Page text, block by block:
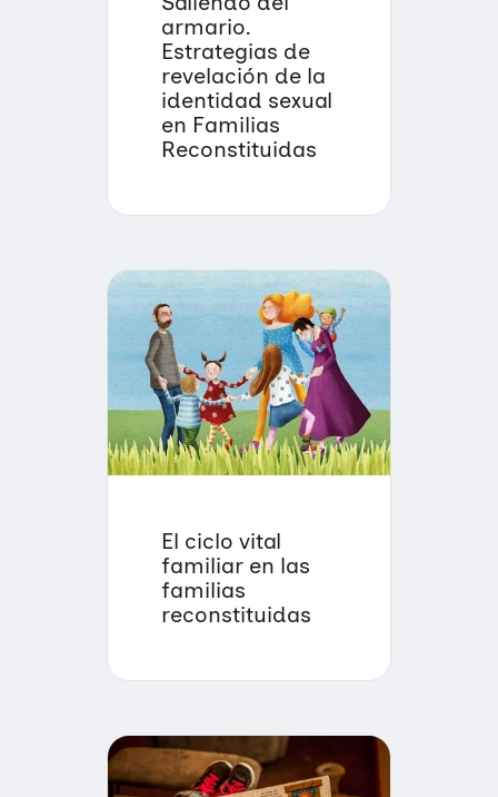
armario.
Estrategias de
revelación de la
identidad sexual
en Familias
Reconstituidas
El ciclo vital
familiar en las
familias
reconstituidas